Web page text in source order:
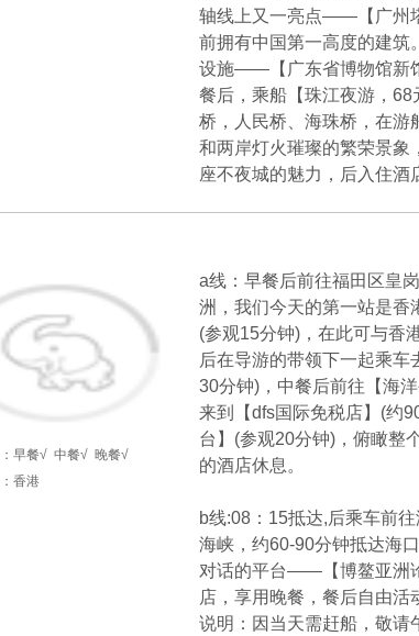
轴线上又一亮点——【广州
前拥有中国第一高度的建筑
设施——【广东省博物馆新
餐后，乘船【珠江夜游，
桥，人民桥、海珠桥，在游
和两岸灯火璀璨的繁荣景象
座不夜城的魅力，后入住酒
早餐√ 中餐√ 晚餐√
香港
a线：早餐后前往福田区皇
洲，我们今天的第一站是香
(参观15分钟)，在此可与
后在导游的带领下一起乘
30分钟)，中餐后前往【海
来到【dfs国际免税店】(约
台】(参观20分钟)，俯瞰整
的酒店休息。
b线:08：15抵达,后乘车前
海峡，约60-90分钟抵达海
对话的平台——【博鳌亚洲
店，享用晚餐，餐后自由活
说明：因当天需赶船，敬请